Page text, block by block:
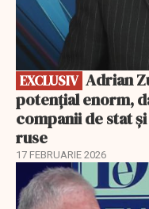
EXCLUSIV
potențial enorm,
companii de stat
ruse
17 FEBRUARIE 2026
EXCLUSIV